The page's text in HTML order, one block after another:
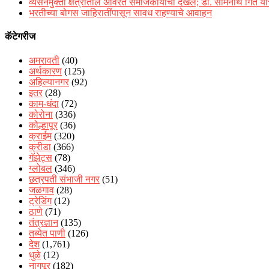
व्यसनमुक्ती क्षेत्रातील अविरत समाजकार्याची दखल; डॉ. सोमनाथ गिते
भरतीच्या बोगस जाहिरातींपासून सावध राहण्याचे आवाहन
कॅटेगरीज
अमरावती (40)
अर्थकारण (125)
अहिल्यानगर (92)
इतर (28)
काम-धंदा (72)
कोरोना (336)
कोल्हापूर (36)
क्राईम(320)
क्रीडा (366)
गॅझेट्स (78)
ग्लोबल (346)
छत्रपती संभाजी नगर (51)
जळगाव (28)
ट्रेडिंग(12)
ठाणे (71)
तंत्रज्ञान(135)
तब्येत पाणी (126)
देश(1,761)
धुळे (12)
नागपूर (182)